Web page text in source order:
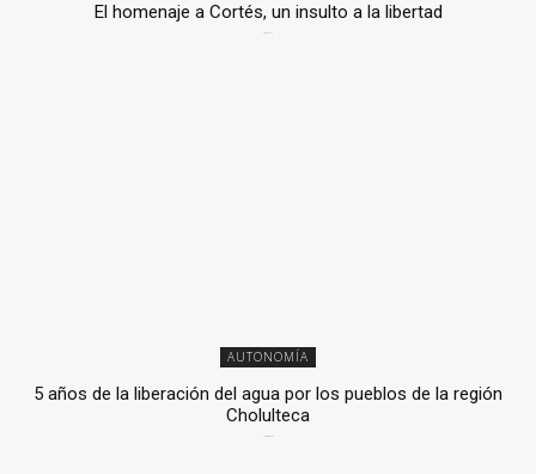
El homenaje a Cortés, un insulto a la libertad
AUTONOMÍA
5 años de la liberación del agua por los pueblos de la región
Cholulteca